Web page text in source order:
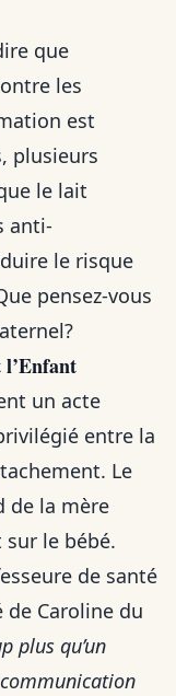
que
les
est
plusieurs
le lait
anti-
le risque
pensez-vous
un acte
entre la
Le
de la mère
le bébé.
de santé
de Caroline du
plus qu’un